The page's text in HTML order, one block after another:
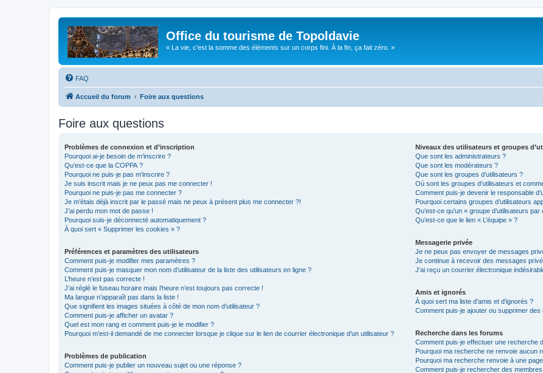
Office du tourisme de Topoldavie
« La vie, c'est la somme des éléments sur un corps fini. À la fin, ça fait zéro. »
FAQ
Accueil du forum Foire aux questions
Foire aux questions
Problèmes de connexion et d’inscription
Pourquoi ai-je besoin de m’inscrire ?
Qu’est-ce que la COPPA ?
Pourquoi ne puis-je pas m’inscrire ?
Je suis inscrit mais je ne peux pas me connecter !
Pourquoi ne puis-je pas me connecter ?
Je m’étais déjà inscrit par le passé mais ne peux à présent plus me connecter ?!
J’ai perdu mon mot de passe !
Pourquoi suis-je déconnecté automatiquement ?
À quoi sert « Supprimer les cookies » ?
Préférences et paramètres des utilisateurs
Comment puis-je modifier mes paramètres ?
Comment puis-je masquer mon nom d’utilisateur de la liste des utilisateurs en ligne ?
L’heure n’est pas correcte !
J’ai réglé le fuseau horaire mais l’heure n’est toujours pas correcte !
Ma langue n’apparaît pas dans la liste !
Que signifient les images situées à côté de mon nom d’utilisateur ?
Comment puis-je afficher un avatar ?
Quel est mon rang et comment puis-je le modifier ?
Pourquoi m’est-il demandé de me connecter lorsque je clique sur le lien de courrier électronique d’un utilisateur ?
Problèmes de publication
Comment puis-je publier un nouveau sujet ou une réponse ?
Niveaux des utilisateurs et groupes
Que sont les administrateurs ?
Que sont les modérateurs ?
Que sont les groupes d’utilisateurs ?
Où sont les groupes d’utilisateurs et
Comment puis-je devenir le responsable
Pourquoi certains groupes d’utilisateurs
Qu’est-ce qu’un « groupe d’utilisateurs par
Qu’est-ce que le lien « L’équipe » ?
Messagerie privée
Je ne peux pas envoyer de messages
Je continue à recevoir des messages
J’ai reçu un courrier électronique
Amis et ignorés
À quoi sert ma liste d’amis et d’ignorés ?
Comment puis-je ajouter ou supprimer des
Recherche dans les forums
Comment puis-je effectuer une recherche
Pourquoi ma recherche ne renvoie aucun
Pourquoi ma recherche renvoie à une
Comment puis-je rechercher des